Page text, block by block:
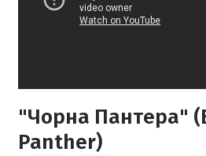
"Чорна Пантера"
Panther)